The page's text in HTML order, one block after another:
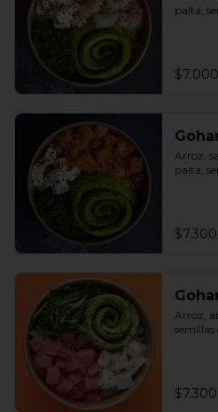
palta,
$7.000
Arroz,
palta,
$7.300
Arroz,
semillas
$7.300